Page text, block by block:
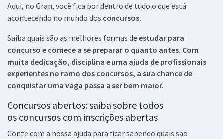
Aqui, no Gran, você fica por dentro de tudo o que está
acontecendo no mundo dos concursos.
Saiba quais são as melhores formas de estudar para
concurso e comece a se preparar o quanto antes. Com
muita dedicação, disciplina e uma ajuda de profissionais
experientes no ramo dos concursos, a sua chance de
conquistar uma vaga passa a ser bem maior.
Concursos abertos: saiba sobre todos
os concursos com inscrições abertas
Conte com a nossa ajuda para ficar sabendo quais são